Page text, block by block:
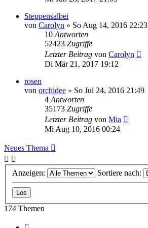
Steppensalbei
von Carolyn » So Aug 14, 2016 22:23
10 Antworten
52423 Zugriffe
Letzter Beitrag von Carolyn
Di Mär 21, 2017 19:12
rosen
von orchidee » So Jul 24, 2016 21:49
4 Antworten
35173 Zugriffe
Letzter Beitrag von Mia
Mi Aug 10, 2016 00:24
Neues Thema
Anzeigen: Sortiere nach:
174 Themen